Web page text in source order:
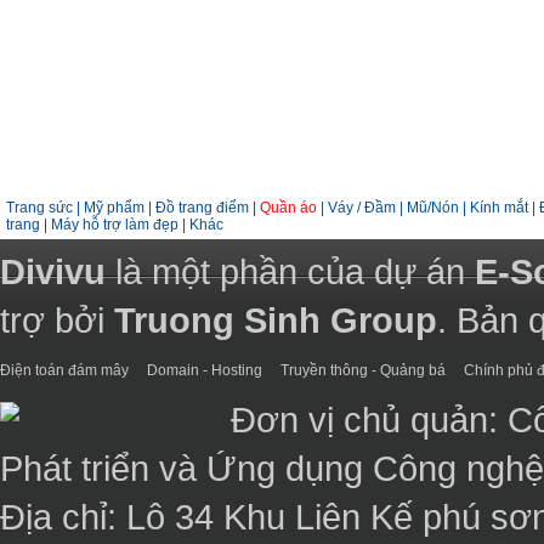
Trang sức Mỹ phẩm Đồ trang điểm Quần áo Váy / Đầm Mũ/Nón Kính mắt
trang
Máy hỗ trợ làm đẹp Khác
Divivulà một phần của dự ánE-
trợ bởi Truong Sinh Group. Bản
Điện toán đám mây Domain - Hosting Truyền thông - Quảng bá Chính phủ
Đơn vị chủ quản:
Phát triển và Ứng dụng Công
Địa chỉ: Lô 34 Khu Liên Kế phú